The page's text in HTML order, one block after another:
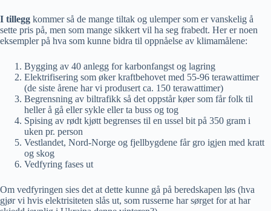
I tillegg kommer så de mange tiltak og ulemper som er vanskelig å
sette pris på, men som mange sikkert vil ha seg frabedt. Her er noen
eksempler på hva som kunne bidra til oppnåelse av klimamålene:
Bygging av 40 anlegg for karbonfangst og lagring
Elektrifisering som øker kraftbehovet med 55-96 terawattimer
(de siste årene har vi produsert ca. 150 terawattimer)
Begrensning av biltrafikk så det oppstår køer som får folk til
heller å gå eller sykle eller ta buss og tog
Spising av rødt kjøtt begrenses til en ussel bit på 350 gram i
uken pr. person
Vestlandet, Nord-Norge og fjellbygdene får gro igjen med kratt
og skog
Vedfyring fases ut
Om vedfyringen sies det at dette kunne gå på beredskapen løs (hva
gjør vi hvis elektrisiteten slås ut, som russerne har sørget for at har